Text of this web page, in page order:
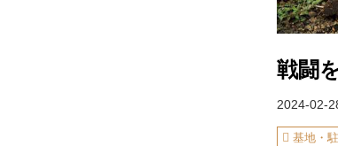
戦闘
2024-02-
基地・